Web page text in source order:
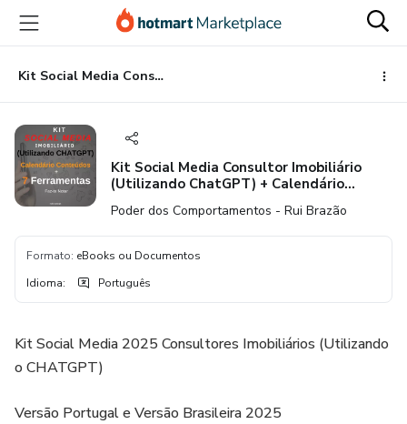
para
conteúdo
principal
para
pagamento
para
rodapé
Kit Social Media Consultor Imobiliário (Utilizando ChatGPT) + Calendário Conteúdos
Kit Social Media Consultor Imobiliário
(Utilizando ChatGPT) + Calendário
Poder dos Comportamentos - Rui Brazão
Formato: eBooks ou Documentos
Idioma: Português
Kit Social Media 2025 Consultores Imobiliários (Utilizando
o CHATGPT)
Versão Portugal e Versão Brasileira 2025